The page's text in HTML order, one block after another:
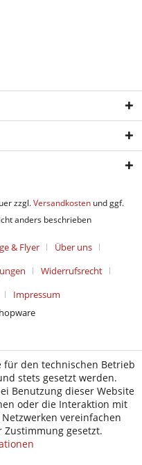
zzgl.Versandkosten und ggf.
anders beschrieben
& Flyer
Über uns
Widerrufsrecht
Impressum
für den technischen Betrieb
stets gesetzt werden.
Benutzung dieser Website
oder die Interaktion mit
vereinfachen
gesetzt.